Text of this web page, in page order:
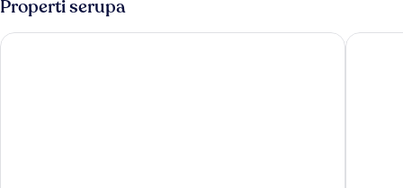
Properti serupa
JR Hotels Oriente Bari IL LEON